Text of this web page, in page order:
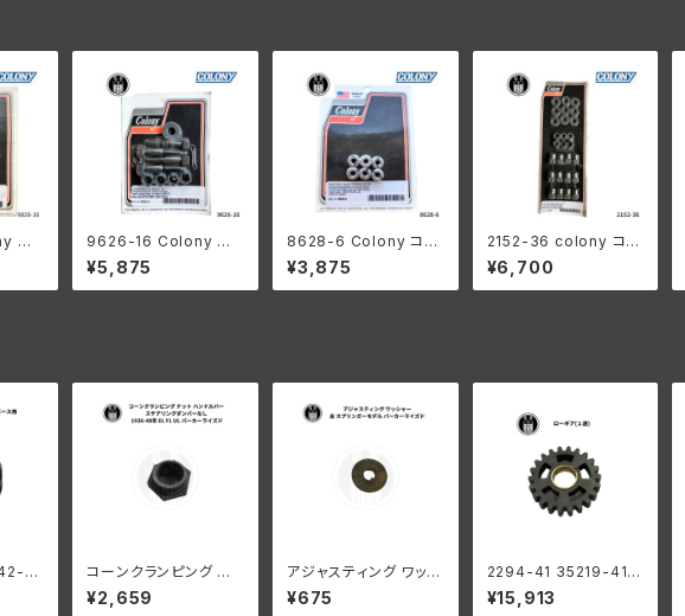
コ
クロ
9626-16 Colony コ
ロニー パーカーライズ
ド ロワー モーター マウ
ントキット ハーレーダビ
¥5,875
8628-6 Colony コロ
ニー スロット付き 1/4-
24 スレッド ナット ハー
レーダビッドソン JD D
¥3,875
2152-36 colony コロ
ニー シリンダー ヘッド
ナット 3/8-16 キット ハ
ーレーダビッドソン
¥6,700
41
コーンクランピング ナッ
ト ハンドルバー ステア
リングダンパーなし ハ
¥2,659
アジャスティング ワッシ
ャー ハーレーダビッドソ
ン 全スプリンガーモデ
¥675
2294-41 35219-41
ローギア 1速
¥15,913